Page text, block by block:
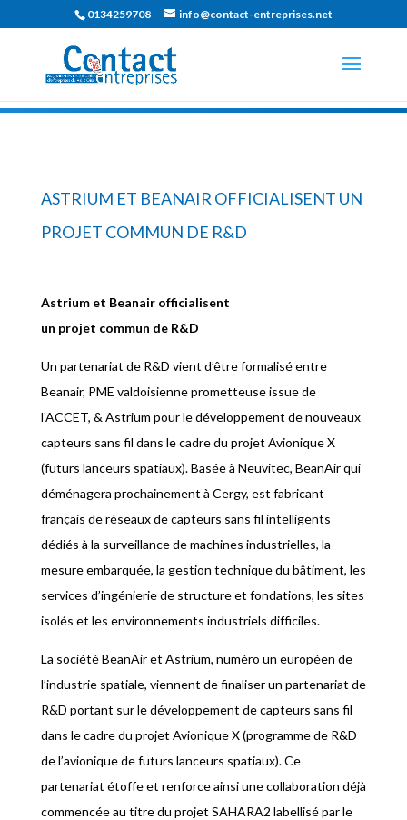
0134259708 info@contact-entreprises.net
ASTRIUM ET BEANAIR OFFICIALISENT UN
PROJET COMMUN DE R&D
Astrium et Beanair officialisent
un projet commun de R&D
Un partenariat de R&D vient d’être formalisé entre
Beanair, PME valdoisienne prometteuse issue de
l’ACCET, & Astrium pour le développement de nouveaux
capteurs sans fil dans le cadre du projet Avionique X
(futurs lanceurs spatiaux). Basée à Neuvitec, BeanAir qui
déménagera prochainement à Cergy, est fabricant
français de réseaux de capteurs sans fil intelligents
dédiés à la surveillance de machines industrielles, la
mesure embarquée, la gestion technique du bâtiment, les
services d’ingénierie de structure et fondations, les sites
isolés et les environnements industriels difficiles.
La société BeanAir et Astrium, numéro un européen de
l’industrie spatiale, viennent de finaliser un partenariat de
R&D portant sur le développement de capteurs sans fil
dans le cadre du projet Avionique X (programme de R&D
de l’avionique de futurs lanceurs spatiaux). Ce
partenariat étoffe et renforce ainsi une collaboration déjà
commencée au titre du projet SAHARA2 labellisé par le